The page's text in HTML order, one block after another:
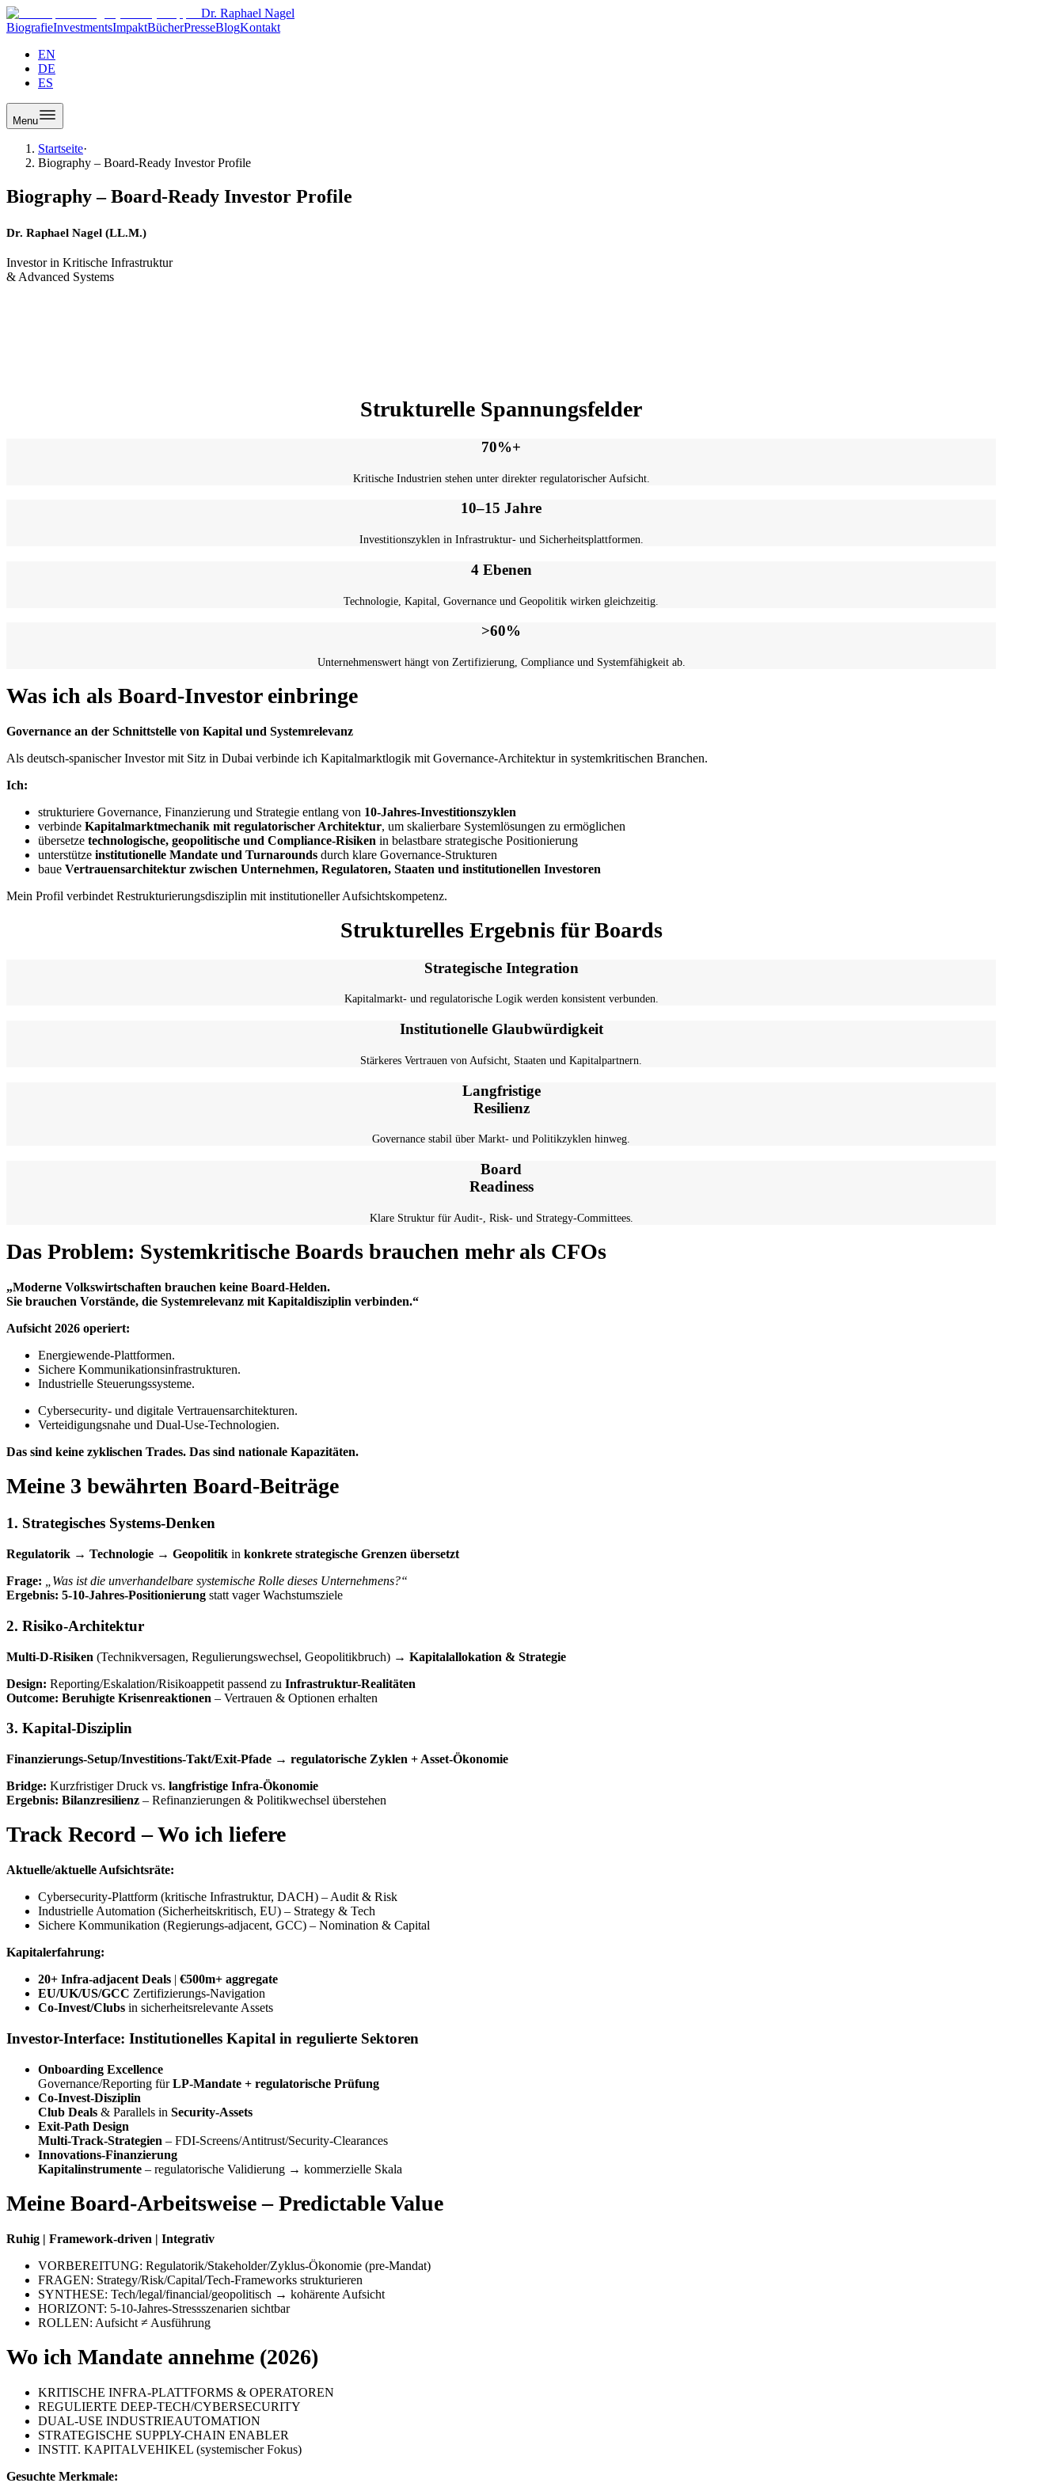
Dr. Raphael Nagel
BiografieInvestmentsImpaktBücherPresseBlogKontakt
EN
DE
ES
Menu
Startseite·
Biography – Board-Ready Investor Profile
Biography – Board-Ready Investor Profile
Dr. Raphael Nagel (LL.M.)
Investor in Kritische Infrastruktur
& Advanced Systems
Strukturelle Spannungsfelder
70%+
Kritische Industrien stehen unter direkter regulatorischer Aufsicht.
10–15 Jahre
Investitionszyklen in Infrastruktur- und Sicherheitsplattformen.
4 Ebenen
Technologie, Kapital, Governance und Geopolitik wirken gleichzeitig.
>60%
Unternehmenswert hängt von Zertifizierung, Compliance und Systemfähigkeit ab.
Was ich als Board-Investor einbringe
Governance an der Schnittstelle von Kapital und Systemrelevanz
Als deutsch-spanischer Investor mit Sitz in Dubai verbinde ich Kapitalmarktlogik mit Governance-Architektur in systemkritischen Branchen.
Ich:
strukturiere Governance, Finanzierung und Strategie entlang von 10-Jahres-Investitionszyklen
verbinde Kapitalmarktmechanik mit regulatorischer Architektur, um skalierbare Systemlösungen zu ermöglichen
übersetze technologische, geopolitische und Compliance-Risiken in belastbare strategische Positionierung
unterstütze institutionelle Mandate und Turnarounds durch klare Governance-Strukturen
baue Vertrauensarchitektur zwischen Unternehmen, Regulatoren, Staaten und institutionellen Investoren
Mein Profil verbindet Restrukturierungsdisziplin mit institutioneller Aufsichtskompetenz.
Strukturelles Ergebnis für Boards
Strategische Integration
Kapitalmarkt- und regulatorische Logik werden konsistent verbunden.
Institutionelle Glaubwürdigkeit
Stärkeres Vertrauen von Aufsicht, Staaten und Kapitalpartnern.
Langfristige
Resilienz
Governance stabil über Markt- und Politikzyklen hinweg.
Board
Readiness
Klare Struktur für Audit-, Risk- und Strategy-Committees.
Das Problem: Systemkritische Boards brauchen mehr als CFOs
„Moderne Volkswirtschaften brauchen keine Board-Helden.
Sie brauchen Vorstände, die Systemrelevanz mit Kapitaldisziplin verbinden.“
Aufsicht 2026 operiert:
Energiewende-Plattformen.
Sichere Kommunikationsinfrastrukturen.
Industrielle Steuerungssysteme.
Cybersecurity- und digitale Vertrauensarchitekturen.
Verteidigungsnahe und Dual-Use-Technologien.
Das sind keine zyklischen Trades. Das sind nationale Kapazitäten.
Meine 3 bewährten Board-Beiträge
1. Strategisches Systems-Denken
Regulatorik → Technologie → Geopolitik in konkrete strategische Grenzen übersetzt
Frage:
„Was ist die unverhandelbare systemische Rolle dieses Unternehmens?“
Ergebnis: 5-10-Jahres-Positionierung statt vager Wachstumsziele
2. Risiko-Architektur
Multi-D-Risiken (Technikversagen, Regulierungswechsel, Geopolitikbruch) → Kapitalallokation & Strategie
Design: Reporting/Eskalation/Risikoappetit passend zu Infrastruktur-Realitäten
Outcome: Beruhigte Krisenreaktionen – Vertrauen & Optionen erhalten
3. Kapital-Disziplin
Finanzierungs-Setup/Investitions-Takt/Exit-Pfade → regulatorische Zyklen + Asset-Ökonomie
Bridge: Kurzfristiger Druck vs. langfristige Infra-Ökonomie
Ergebnis: Bilanzresilienz – Refinanzierungen & Politikwechsel überstehen
Track Record – Wo ich liefere
Aktuelle/aktuelle Aufsichtsräte:
Cybersecurity-Plattform (kritische Infrastruktur, DACH) – Audit & Risk
Industrielle Automation (Sicherheitskritisch, EU) – Strategy & Tech
Sichere Kommunikation (Regierungs-adjacent, GCC) – Nomination & Capital
Kapitalerfahrung:
20+ Infra-adjacent Deals | €500m+ aggregate
EU/UK/US/GCC Zertifizierungs-Navigation
Co-Invest/Clubs in sicherheitsrelevante Assets
Investor-Interface: Institutionelles Kapital in regulierte Sektoren
Onboarding Excellence
Governance/Reporting fürLP-Mandate + regulatorische Prüfung
Co-Invest-Disziplin
Club Deals & Parallels in Security-Assets
Exit-Path Design
Multi-Track-Strategien – FDI-Screens/Antitrust/Security-Clearances
Innovations-Finanzierung
Kapitalinstrumente – regulatorische Validierung → kommerzielle Skala
Meine Board-Arbeitsweise – Predictable Value
Ruhig | Framework-driven | Integrativ
VORBEREITUNG: Regulatorik/Stakeholder/Zyklus-Ökonomie (pre-Mandat)
FRAGEN: Strategy/Risk/Capital/Tech-Frameworks strukturieren
SYNTHESE: Tech/legal/financial/geopolitisch → kohärente Aufsicht
HORIZONT: 5-10-Jahres-Stressszenarien sichtbar
ROLLEN: Aufsicht ≠ Ausführung
Wo ich Mandate annehme (2026)
KRITISCHE INFRA-PLATTFORMS & OPERATOREN
REGULIERTE DEEP-TECH/CYBERSECURITY
DUAL-USE INDUSTRIEAUTOMATION
STRATEGISCHE SUPPLY-CHAIN ENABLER
INSTIT. KAPITALVEHIKEL (systemischer Fokus)
Gesuchte Merkmale: